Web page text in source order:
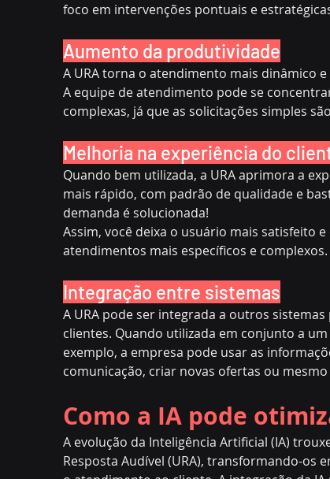
foco em intervenções pontuais e
Aumento da produtividade
A URA torna o atendimento mais dinâmico
A equipe de atendimento pode se
complexas, já que as solicitações simples
Melhoria na experiência do
Quando bem utilizada, a URA aprimora a
mais rápido, com padrão de qualidade e
demanda é solucionada!
Assim, você deixa o usuário mais satisfeito
atendimentos mais específicos e complexos.
Integração entre sistemas
A URA pode ser integrada a outros
clientes. Quando utilizada em conjunto a um
exemplo, a empresa pode usar as
comunicação, criar novas ofertas ou
Como a IA pode
A evolução da Inteligência Artificial (IA)
Resposta Audível (URA), transformando-os